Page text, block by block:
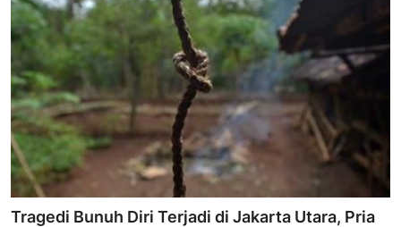
Tragedi Bunuh Diri Terjadi di Jakarta Utara, Pria